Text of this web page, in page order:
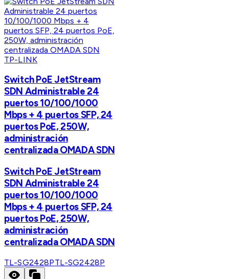
TP-LINK
Switch PoE JetStream
SDN Administrable 24
puertos 10/100/1000
Mbps + 4 puertos SFP, 24
puertos PoE, 250W,
administración
centralizada OMADA SDN
Switch PoE JetStream
SDN Administrable 24
puertos 10/100/1000
Mbps + 4 puertos SFP, 24
puertos PoE, 250W,
administración
centralizada OMADA SDN
TL-SG2428PTL-SG2428P